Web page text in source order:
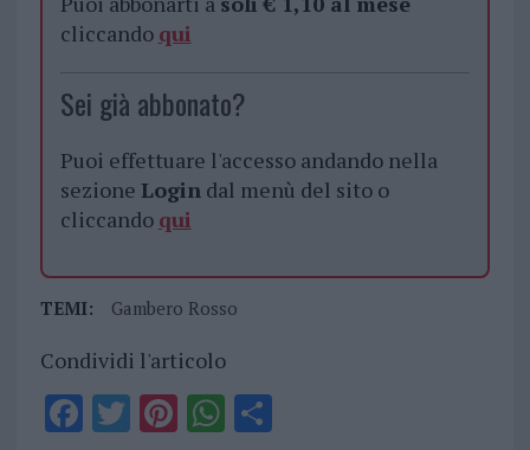
cliccando qui
Sei già abbonato?
Puoi effettuare l'accesso andando nella
sezione Logindal menù del sito o
cliccando qui
TEMI: Gambero Rosso
Condividi l'articolo
F T PiWS